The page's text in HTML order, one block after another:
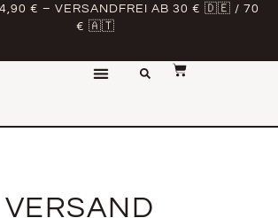
€ – VERSANDFREI AB 30 € 🇩🇪 / 70
€ 🇦🇹
VERSAND